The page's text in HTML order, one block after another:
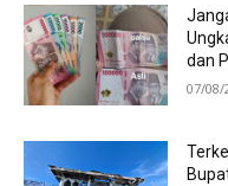
dan
07/08/